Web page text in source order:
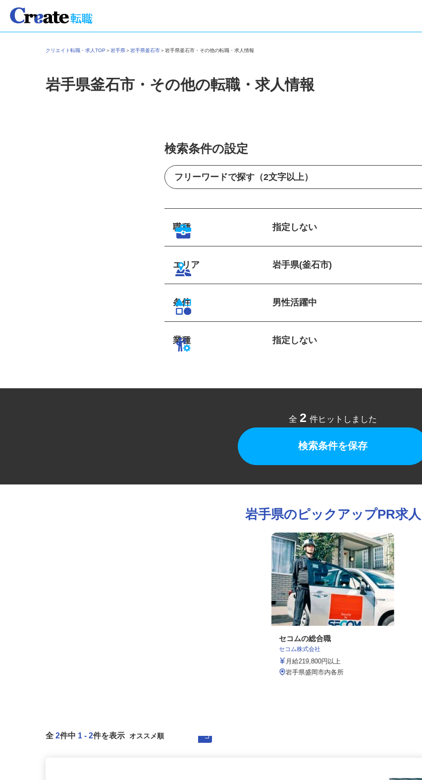
クリエイト転職・求人TOP＞岩手県＞岩手県釜石市＞岩手県釜石市・その他の転職・求人情報
岩手県釜石市・その他の転職・求人情報
検索条件の設定
職種 指定しない
エリア 岩手県(釜石市)
条件 男性活躍中
業種 指定しない
全2件ヒットしました
検索条件を保存
岩手県のピックアップPR求人
セコムの総合職
セコム株式会社
月給219,800円以上